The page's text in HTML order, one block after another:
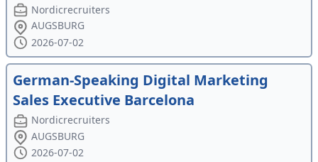
Nordicrecruiters
AUGSBURG
2026-07-02
German-Speaking Digital Marketing
Sales Executive Barcelona
Nordicrecruiters
AUGSBURG
2026-07-02